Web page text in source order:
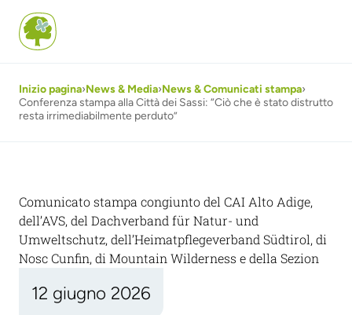
Inizio pagina›News & Media›News & Comunicati stampa›
Conferenza stampa alla Città dei Sassi: “Ciò che è stato distrutto
resta irrimediabilmente perduto”
Comunicato stampa congiunto del CAI Alto Adige,
dell’AVS, del Dachverband für Natur- und
Umweltschutz, dell’Heimatpflegeverband Südtirol, di
Nosc Cunfin, di Mountain Wilderness e della Sezion
12 giugno 2026